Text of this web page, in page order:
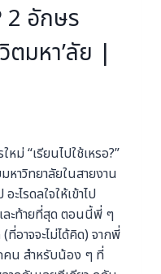
2 อักษร
ตมหา’ลัย |
ม่ “เรียนไปใช้เหรอ?”
หาวิทยาลัยในสายงาน
ไรดลใจให้เข้าไป
ละท้ายที่สุด ตอนนี้พี่ ๆ
อาจจะไม่ได้คิด) จากพี่
คน สำหรับน้อง ๆ ที่